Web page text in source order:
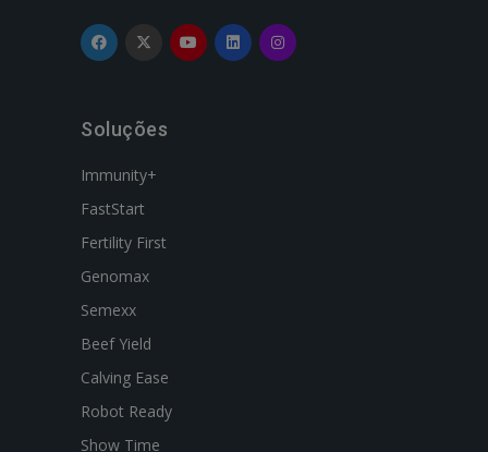
Soluções
Immunity+
FastStart
Fertility First
Genomax
Semexx
Beef Yield
Calving Ease
Robot Ready
Show Time